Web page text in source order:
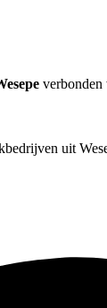
verbonden
uit